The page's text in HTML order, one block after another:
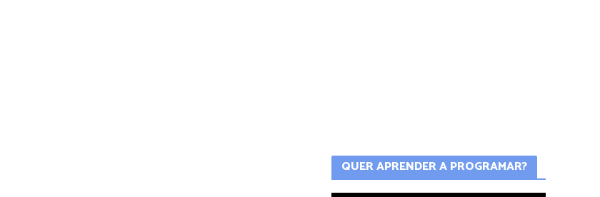
QUER APRENDER A PROGRAMAR?